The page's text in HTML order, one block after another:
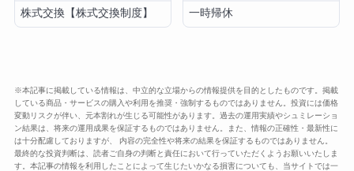
株式交換【株式交換制度】 一時帰休
※本記事に掲載している情報は、中立的な立場からの情報提供を目的としたものです。掲載
している商品・サービスの購入や利用を推奨・強制するものではありません。投資には価格
変動リスクが伴い、元本割れが生じる可能性があります。過去の運用実績やシュミレーショ
ン結果は、将来の運用成果を保証するものではありません。また、情報の正確性・最新性に
は十分配慮しておりますが、 内容の完全性や将来の結果を保証するものではありません。
最終的な投資判断は、読者ご自身の判断と責任において行っていただくようお願いいたしま
す。本記事の情報を利用したことによって生じたいかなる損害についても、当サイトでは一